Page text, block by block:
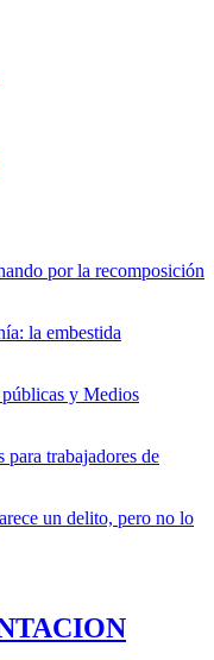
por la recomposición
la embestida
y Medios
trabajadores de
un delito, pero no lo